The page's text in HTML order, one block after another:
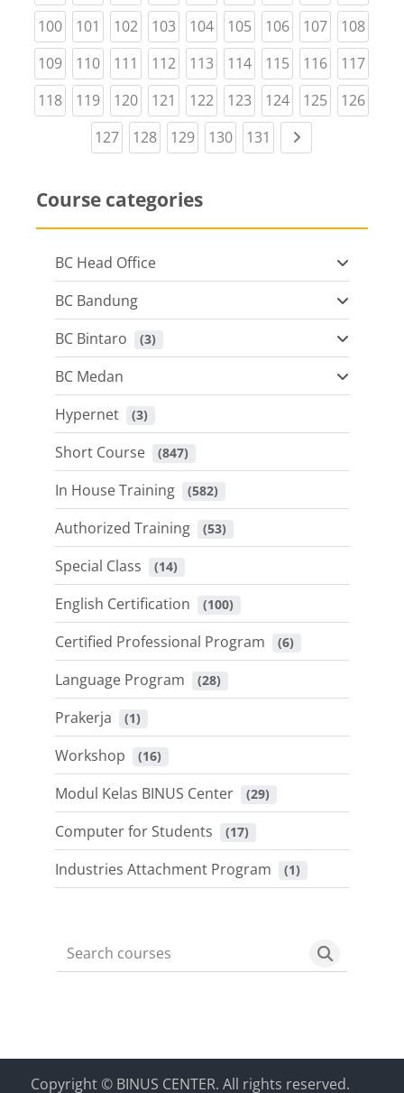
100(current)
101 (current)
102 (current)
103 (current)
104(current)
105(current)
106(current)
107(current)
108
109(current)
110(current)
111 (current)
112 (current)
113 (current)
114(current)
115(current)
116(current)
117
118(current)
119(current)
120(current)
121 (current)
122 (current)
123 (current)
124(current)
125(current)
126
127(current)
128(current)
129(current)
130(current)
131 (current)Next page
Course categories
BC Head Office
BC Bandung
BC Bintaro
(3)
BC Medan
Hypernet
(3)
Short Course (847)
In House Training (582)
Authorized Training (53)
Special Class (14)
English Certification (100)
Certified Professional Program (6)
Language Program (28)
Prakerja (1)
Workshop (16)
Modul Kelas BINUS Center (29)
Computer for Students (17)
Industries Attachment Program (1)
Search courses
Search
Blocks
Blocks
Blocks
Blocks
Copyright © BINUS CENTER. All rights reserved.